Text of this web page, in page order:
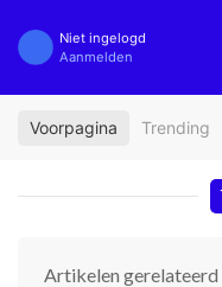
Niet ingelogd
Aanmelden
Voorpagina Trending
Artikelen gerelateerd